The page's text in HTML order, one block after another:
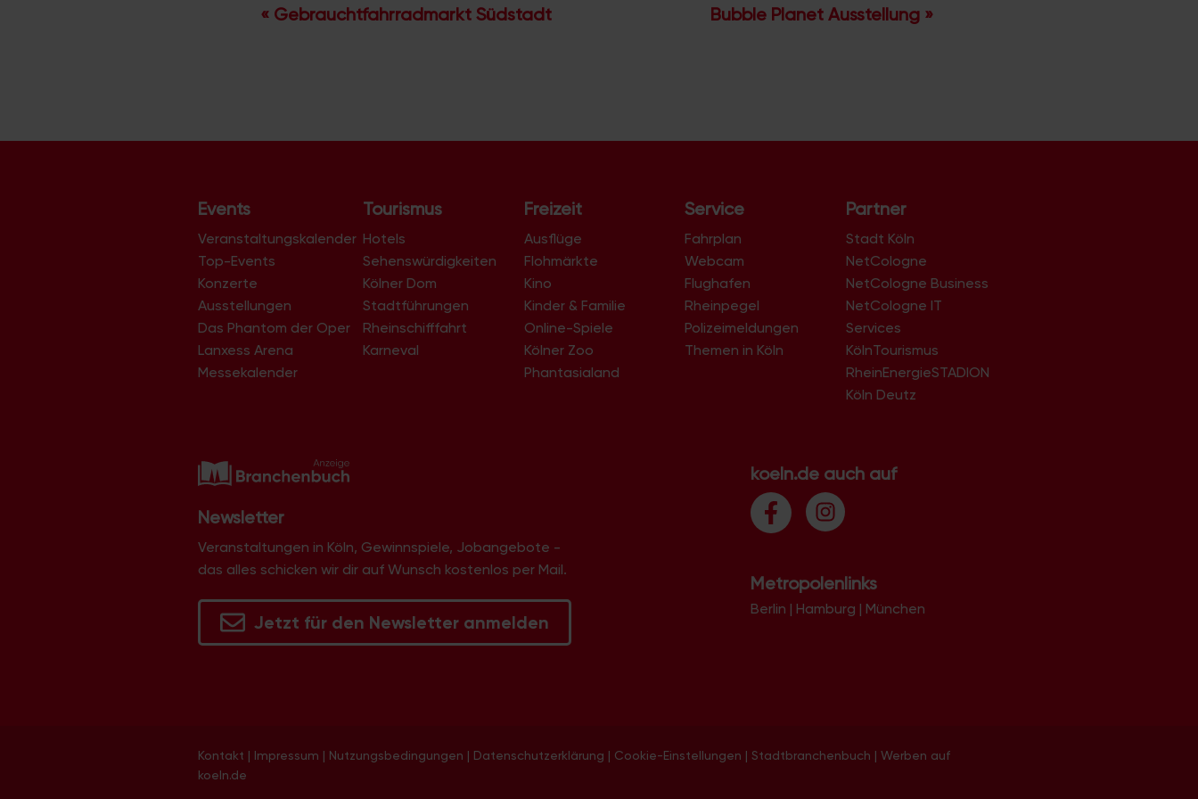
V
s
t
u
g
-
N
a
t
i
o
« Gebrauchtfahrradmarkt Südstadt Bubble Planet Ausstellung »
Events
Veranstaltungskalender
Top-Events
Konzerte
Ausstellungen
Das Phantom der Oper
Lanxess Arena
Messekalender
Tourismus
Hotels
Sehenswürdigkeiten
Kölner Dom
Stadtführungen
Rheinschifffahrt
Karneval
Freizeit
Ausflüge
Flohmärkte
Kino
Kinder & Familie
Online-Spiele
Kölner Zoo
Phantasialand
Service
Fahrplan
Webcam
Flughafen
Rheinpegel
Polizeimeldungen
Themen in Köln
Partner
Stadt Köln
NetCologne
NetCologne Business
NetCologne IT
Services
KölnTourismus
RheinEnergieSTADION
Köln Deutz
Newsletter
Veranstaltungen in Köln, Gewinnspiele, Jobangebote -
das alles schicken wir dir auf Wunsch kostenlos per Mail.
Jetzt für den Newsletter anmelden
koeln.de auch auf
Metropolenlinks
Berlin | Hamburg | München
Kontakt | Impressum | Nutzungsbedingungen | Datenschutzerklärung | Cookie-Einstellungen | Stadtbranchenbuch | Werben auf
koeln.de